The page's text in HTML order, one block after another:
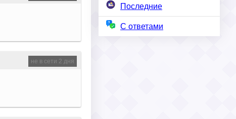
Последние
С ответами
не в сети 2 дня